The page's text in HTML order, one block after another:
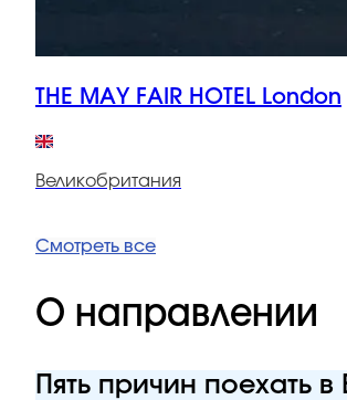
THE MAY FAIR HOTEL London
Великобритания
Смотреть все
О направлении
Пять причин поехать